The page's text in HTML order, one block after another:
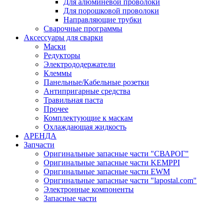
Для алюминевой проволоки
Для порошковой проволоки
Направляющие трубки
Сварочные программы
Аксессуары для сварки
Маски
Редукторы
Электрододержатели
Клеммы
Панельные/Кабельные розетки
Антипригарные средства
Травильная паста
Прочее
Комплектующие к маскам
Охлаждающая жидкость
АРЕНДА
Запчасти
Оригинальные запасные части "СВАРОГ"
Оригинальные запасные части KEMPPI
Оригинальные запасные части EWM
Оригинальные запасные части "lapostal.com"
Электронные компоненты
Запасные части